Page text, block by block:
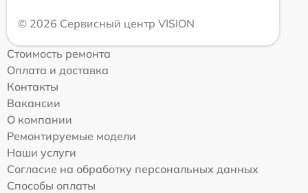
© 2026 Сервисный центр VISION
Стоимость ремонта
Оплата и доставка
Контакты
Вакансии
О компании
Ремонтируемые модели
Наши услуги
Согласие на обработку персональных данных
Способы оплаты